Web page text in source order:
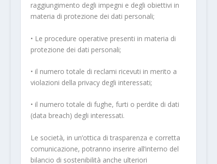
raggiungimento degli impegni e degli obiettivi in
materia di protezione dei dati personali;
• Le procedure operative presenti in materia di
protezione dei dati personali;
• il numero totale di reclami ricevuti in merito a
violazioni della privacy degli interessati;
• il numero totale di fughe, furti o perdite di dati
(data breach) degli interessati.
Le società, in un’ottica di trasparenza e corretta
comunicazione, potranno inserire all’interno del
bilancio di sostenibilità anche ulteriori